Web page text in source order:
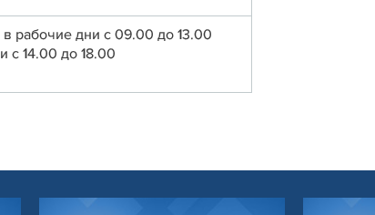
в рабочие дни с 09.00 до 13.00
и с 14.00 до 18.00